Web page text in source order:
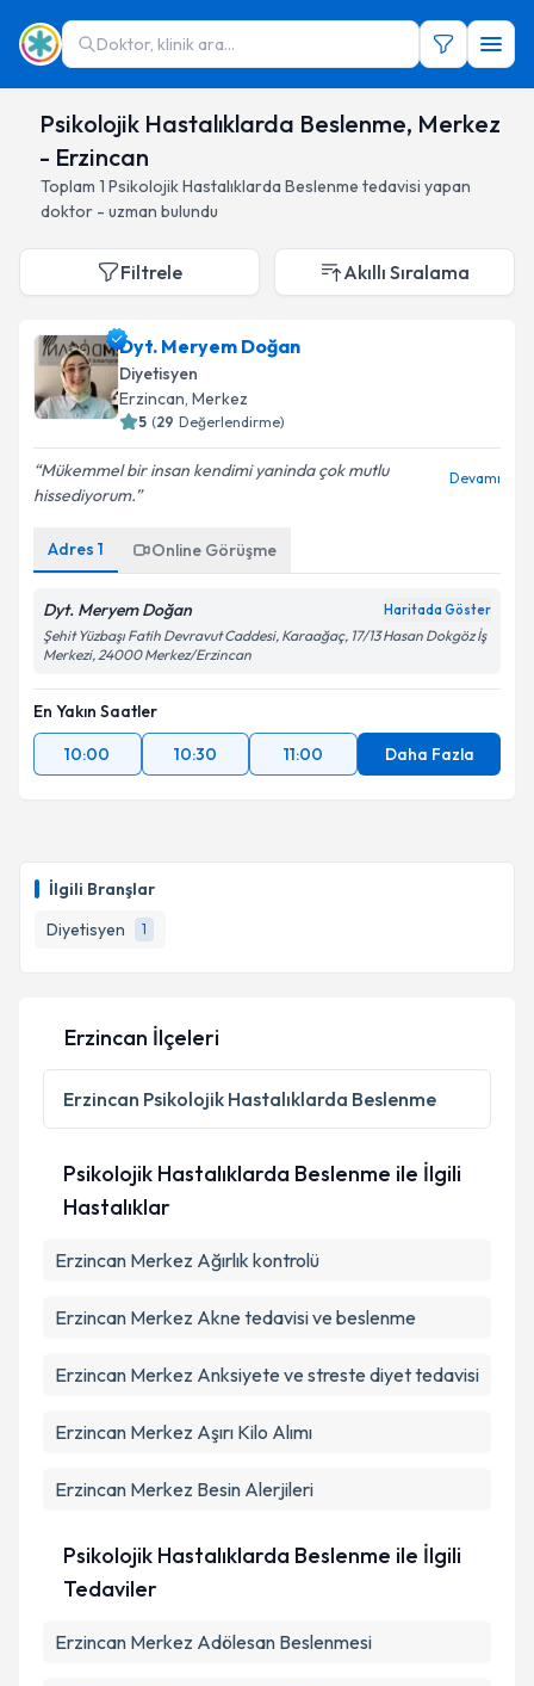
Doktor, klinik ara...
Psikolojik Hastalıklarda Beslenme, Merkez
- Erzincan
Toplam 1 Psikolojik Hastalıklarda Beslenme tedavisi yapan
doktor - uzman bulundu
İlgili Branşlar
Diyetisyen
1
Filtrele Akıllı Sıralama
Dyt. Meryem Doğan
Diyetisyen
Erzincan, Merkez
5 (29 Değerlendirme)
Mükemmel bir insan kendimi yaninda çok mutlu
hissediyorum.
Devamı
Adres 1 Online Görüşme
Dyt. Meryem Doğan Haritada Göster
Şehit Yüzbaşı Fatih Devravut Caddesi, Karaağaç, 17/13 Hasan Dokgöz İş
Merkezi, 24000 Merkez/Erzincan
En Yakın Saatler
10:00
10:30 11:00 Daha Fazla
Erzincan İlçeleri
Erzincan Psikolojik Hastalıklarda Beslenme
Psikolojik Hastalıklarda Beslenme ile İlgili
Hastalıklar
Erzincan Merkez Ağırlık kontrolü
Erzincan Merkez Akne tedavisi ve beslenme
Erzincan Merkez Anksiyete ve streste diyet tedavisi
Erzincan Merkez Aşırı Kilo Alımı
Erzincan Merkez Besin Alerjileri
Psikolojik Hastalıklarda Beslenme ile İlgili
Tedaviler
Erzincan Merkez Adölesan Beslenmesi